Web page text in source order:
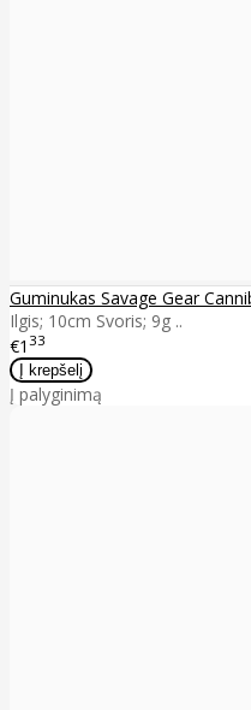
Guminukas Savage Gear
Ilgis; 10cm Svoris; 9g ..
€1 33
Į palyginimą